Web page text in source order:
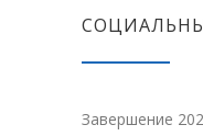
Завершение